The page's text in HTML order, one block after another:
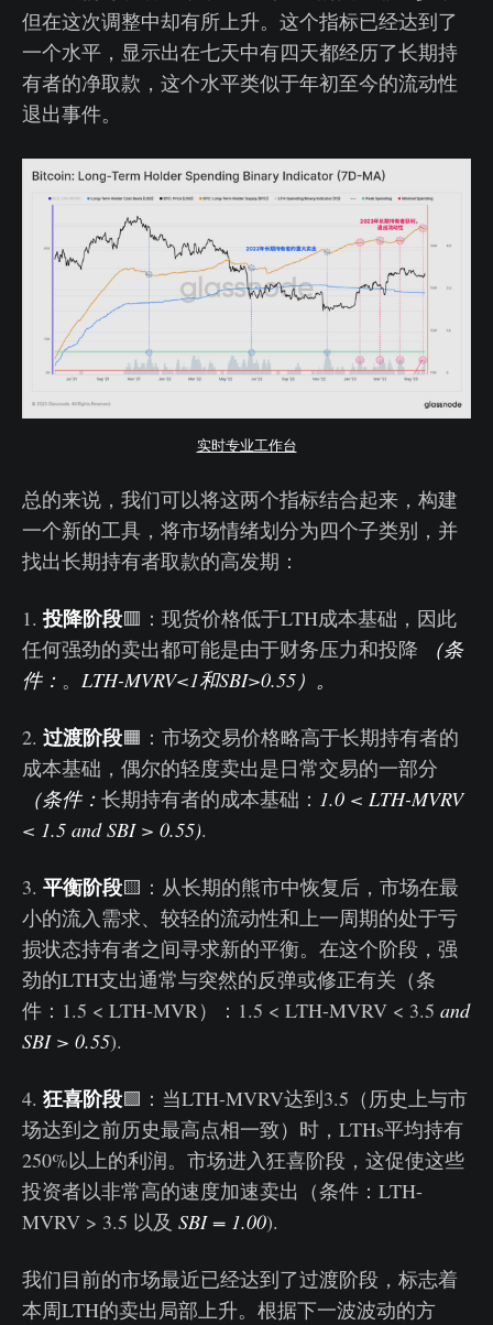
但在这次调整中却有所上升。这个指标已经达到了
一个水平，显示出在七天中有四天都经历了长期持
有者的净取款，这个水平类似于年初至今的流动性
退出事件。
实时专业工作台
总的来说，我们可以将这两个指标结合起来，构建
一个新的工具，将市场情绪划分为四个子类别，并
找出长期持有者取款的高发期：
1.投降阶段🟥：现货价格低于LTH成本基础，因此
任何强劲的卖出都可能是由于财务压力和投降
（条
件： 。 LTH-MVRV<1和SBI>0.55）。
2. 过渡阶段🟧：市场交易价格略高于长期持有者的
成本基础，偶尔的轻度卖出是日常交易的一部分
（条件： 长期持有者的成本基础： 1.0 < LTH-MVRV
< 1.5 and SBI > 0.55).
3. 平衡阶段🟨：从长期的熊市中恢复后，市场在最
小的流入需求、较轻的流动性和上一周期的处于亏
损状态持有者之间寻求新的平衡。在这个阶段，强
劲的LTH支出通常与突然的反弹或修正有关（条
件：1.5 < LTH-MVR）：1.5 < LTH-MVRV < 3.5 and
SBI > 0.55).
4. 狂喜阶段🟩：当LTH-MVRV达到3.5（历史上与市
场达到之前历史最高点相一致）时，LTHs平均持有
250%以上的利润。市场进入狂喜阶段，这促使这些
投资者以非常高的速度加速卖出（条件：LTH-
MVRV > 3.5 以及 SBI = 1.00).
我们目前的市场最近已经达到了过渡阶段，标志着
本周LTH的卖出局部上升。根据下一波波动的方